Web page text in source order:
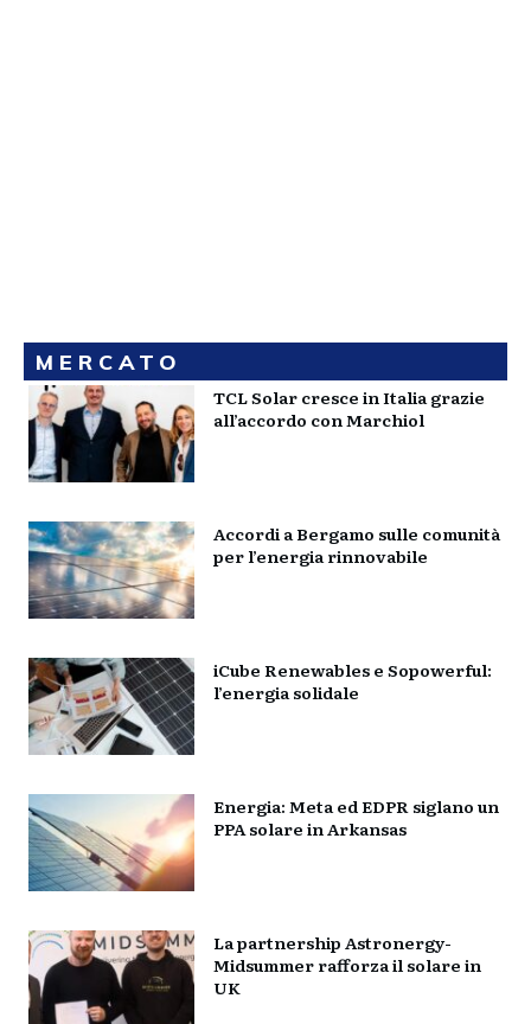
MERCATO
TCL Solar cresce in Italia grazie
all’accordo con Marchiol
Accordi a Bergamo sulle comunità
per l’energia rinnovabile
iCube Renewables e Sopowerful:
l’energia solidale
Energia: Meta ed EDPR siglano un
PPA solare in Arkansas
La partnership Astronergy-
Midsummer rafforza il solare in
UK